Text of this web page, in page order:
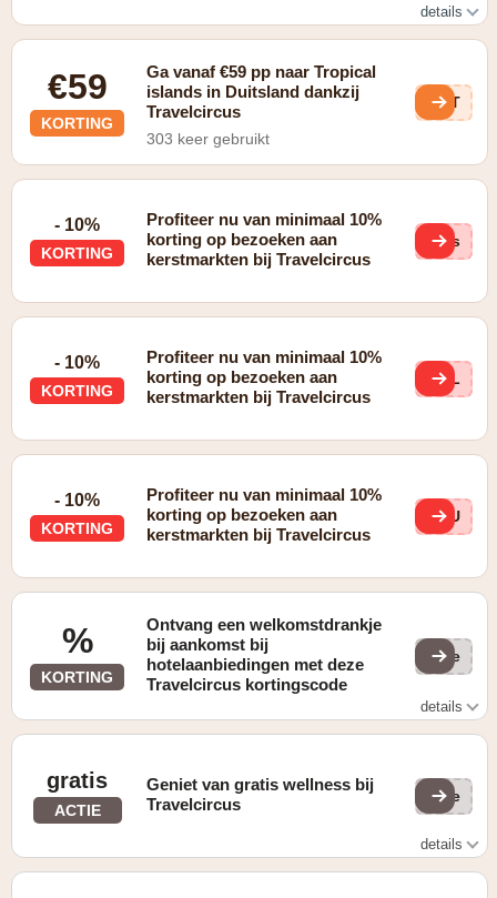
details
€59
KORTING
Ga vanaf €59 pp naar Tropical
islands in Duitsland dankzij
Travelcircus
303 keer gebruikt
5fT
- 10%
KORTING
Profiteer nu van minimaal 10%
korting op bezoeken aan
kerstmarkten bij Travelcircus
mus
- 10%
KORTING
Profiteer nu van minimaal 10%
korting op bezoeken aan
kerstmarkten bij Travelcircus
BQL
- 10%
KORTING
Profiteer nu van minimaal 10%
korting op bezoeken aan
kerstmarkten bij Travelcircus
qWU
%
KORTING
Ontvang een welkomstdrankje
bij aankomst bij
hotelaanbiedingen met deze
Travelcircus kortingscode
(ge
details
gratis
ACTIE
Geniet van gratis wellness bij
Travelcircus
(ge
details